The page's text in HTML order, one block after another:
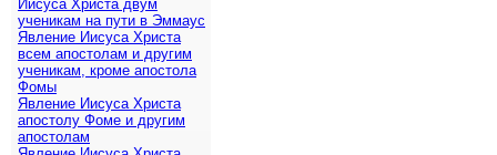
Иисуса Христа двум
ученикам на пути в Эммаус
Явление Иисуса Христа
всем апостолам и другим
ученикам, кроме апостола
Фомы
Явление Иисуса Христа
апостолу Фоме и другим
апостолам